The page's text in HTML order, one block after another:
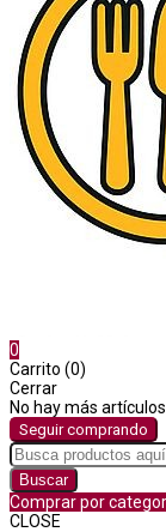
0
Carrito (0)
Cerrar
No hay más
Seguir comprando
Buscar
Comprar por
CLOSE